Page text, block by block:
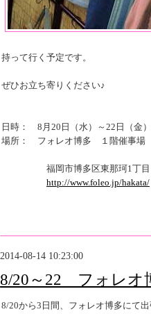
持って行く予定です。
ぜひお立ち寄りください♪
日時： 8月20日（水）～22
場所： フォレオ博多 １階催事場
福岡市博多区東那
http://www.foleo.jp/hakata/
2014-08-14 10:23:00
8/20～22 フォレオ
8/20から3日間、フォレオ博多にて